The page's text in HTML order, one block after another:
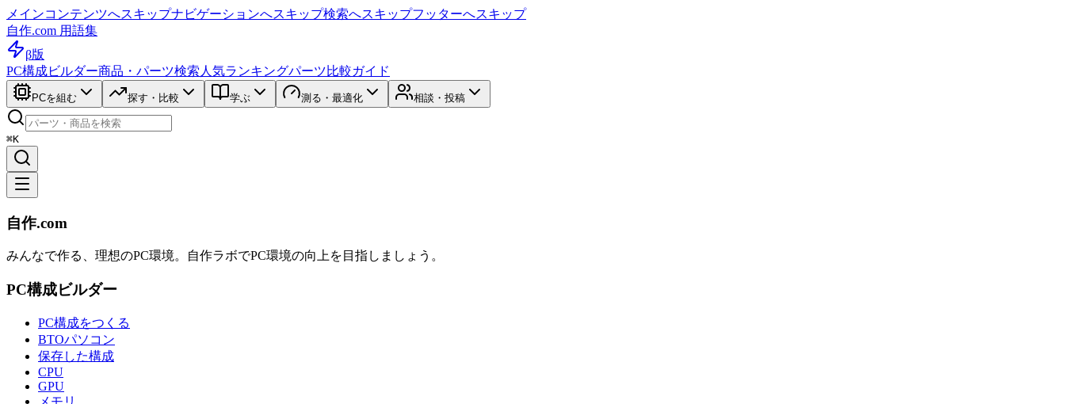
メインコンテンツへスキップナビゲーションへスキップ検索へスキップフッターへスキップ
自作.com 用語集
β版
PC構成ビルダー商品・パーツ検索 人気ランキングパーツ比較ガイド
PCを組む 探す・比較 学ぶ 測る・最適化 相談・投稿
⌘K
自作.com
みんなで作る、理想のPC環境。 自作ラボでPC環境の向上を目指しましょう。
PC構成ビルダー
PC構成をつくる
BTOパソコン
保存した構成
CPU
GPU
メモリ